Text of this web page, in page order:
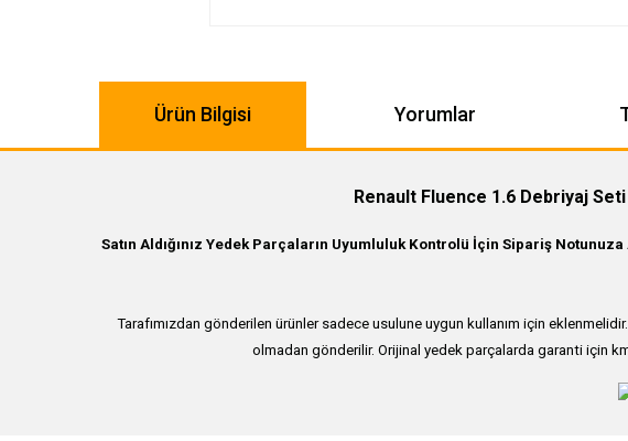
Ürün Bilgisi Yorumlar
Renault Fluence 1.6 Debriyaj Seti
Satın Aldığınız Yedek Parçaların Uyumluluk Kontrolü İçin Sipariş
Tarafımızdan gönderilen ürünler sadece usulune uygun kullanım için
olmadan gönderilir. Orijinal yedek parçalarda garanti için km